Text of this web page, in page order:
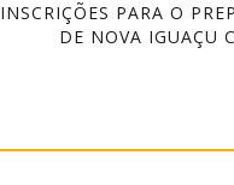
INSCRIÇÕES PARA O
DE NOVA IGUAÇU